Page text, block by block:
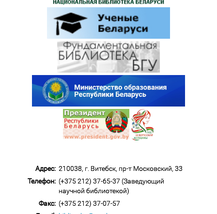
Адрес: 210038, г. Витебск, пр-т Московский, 33
Телефон: (+375 212) 37-65-37 (Заведующий
научной библиотекой)
Факс: (+375 212) 37-07-57